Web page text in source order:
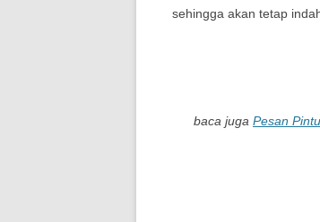
sehingga akan tetap
baca juga Pesan